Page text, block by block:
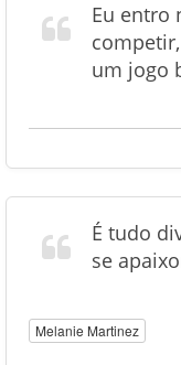
Eu entro
um jogo
É tudo
se
Melanie Martinez